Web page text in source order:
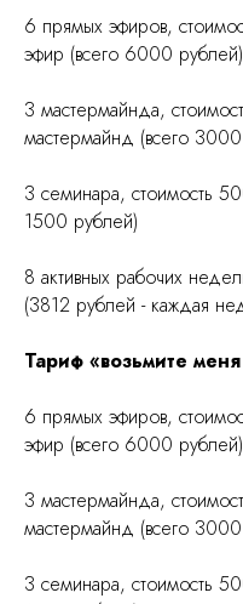
6 прямых эфиров,
эфир (всего 6000 рублей)
3 мастермайнда,
мастермайнд (всего
3 семинара, стоимость
1500 рублей)
8 активных рабочих
(3812 рублей - каждая
Тариф «возьмите
6 прямых эфиров,
эфир (всего 6000 рублей)
3 мастермайнда,
мастермайнд (всего
3 семинара, стоимость